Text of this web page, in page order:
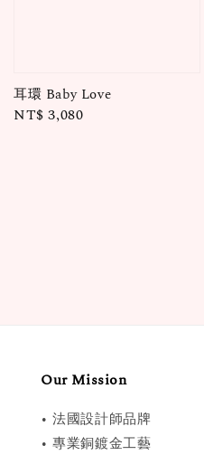
耳環 Baby Love
Regular
NT$ 3,080
Our Mission
• 法國設計師品牌
• 專業銅鍍金工藝